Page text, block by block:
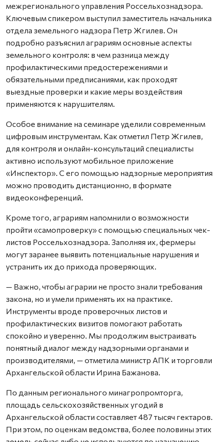
межрегионального управления Россельхознадзора.
Ключевым спикером выступил заместитель начальника
отдела земельного надзора Петр Жгилев. Он
подробно разъяснил аграриям основные аспекты
земельного контроля: в чем разница между
профилактическими предостережениями и
обязательными предписаниями, как проходят
выездные проверки и какие меры воздействия
применяются к нарушителям.
Особое внимание на семинаре уделили современным
цифровым инструментам. Как отметил Петр Жгилев,
для контроля и онлайн-консультаций специалисты
активно используют мобильное приложение
«Инспектор». С его помощью надзорные мероприятия
можно проводить дистанционно, в формате
видеоконференций.
Кроме того, аграриям напомнили о возможности
пройти «самопроверку» с помощью специальных чек-
листов Россельхознадзора. Заполняя их, фермеры
могут заранее выявить потенциальные нарушения и
устранить их до прихода проверяющих.
— Важно, чтобы аграрии не просто знали требования
закона, но и умели применять их на практике.
Инструменты вроде проверочных листов и
профилактических визитов помогают работать
спокойно и уверенно. Мы продолжим выстраивать
понятный диалог между надзорными органами и
производителями, — отметила министр АПК и торговли
Архангельской области Ирина Бажанова.
По данным регионального минагропромторга,
площадь сельскохозяйственных угодий в
Архангельской области составляет 487 тысяч гектаров.
При этом, по оценкам ведомства, более половины этих